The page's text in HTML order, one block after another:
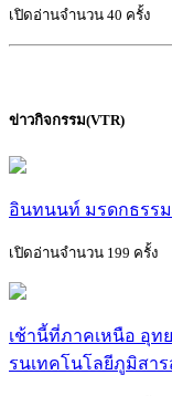
เปิดอ่านจำนวน 40 ครั้ง
ข่าวกิจกรรม(VTR)
อินทนนท์ มรดกธรร
เปิดอ่านจำนวน 199 ครั้ง
เช้านี้ที่ภาคเหนือ อุท
รนเทคโนโลยีภูมิสา